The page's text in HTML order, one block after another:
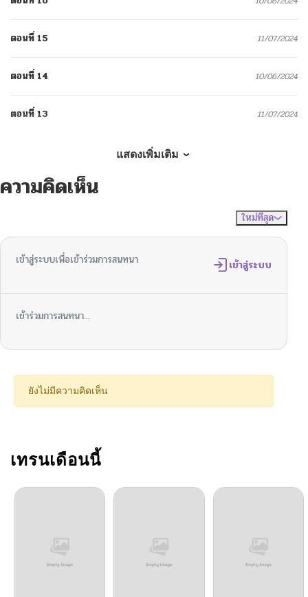
ตอนที่ 15 11/07/2024
ตอนที่ 14 10/06/2024
ตอนที่ 13 11/07/2024
ตอนที่ 11
11/07/2024
ตอนที่ 9 11/07/2024
10/06/2024
ตอนที่ 6 11/07/2024
ตอนที่ 5
ตอนที่ 4
11/07/2024
แสดงเพิ่มเติม
ความคิดเห็น
ใหม่ที่สุด
เข้าสู่ระบบเพื่อเข้าร่วมการสนทนา เข้าสู่ระบบ
เข้าร่วมการสนทนา...
ยังไม่มีความคิดเห็น
เทรนเดือนนี้